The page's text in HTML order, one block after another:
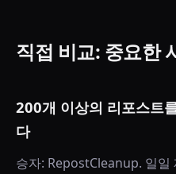
직접 비교: 중요한
200개 이상의 리포스트
다
승자: RepostCleanup. 일일